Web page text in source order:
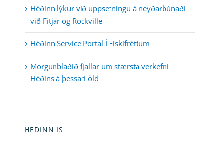
Héðinn lýkur við uppsetningu á neyðarbúnaði
við Fitjar og Rockville
Héðinn Service Portal Í Fiskifréttum
Morgunblaðið fjallar um stærsta verkefni
Héðins á þessari öld
HEDINN.IS